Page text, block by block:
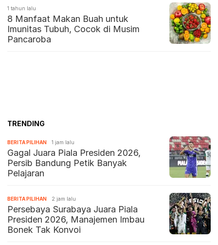
1 tahun lalu
8 Manfaat Makan Buah untuk
Imunitas Tubuh, Cocok di Musim
Pancaroba
TRENDING
BERITA PILIHAN 1 jam lalu
Gagal Juara Piala Presiden 2026,
Persib Bandung Petik Banyak
Pelajaran
BERITA PILIHAN 2 jam lalu
Persebaya Surabaya Juara Piala
Presiden 2026, Manajemen Imbau
Bonek Tak Konvoi